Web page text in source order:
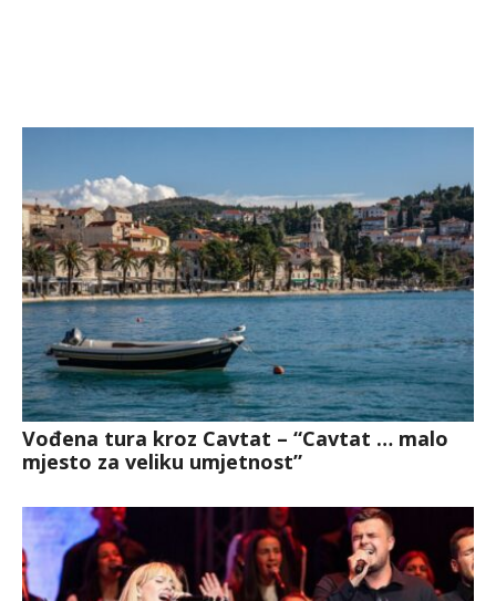
Vođena tura kroz Cavtat – “Cavtat … malo
mjesto za veliku umjetnost”